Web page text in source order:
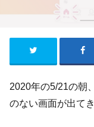
2020年の5/21の朝
のない画面が出て